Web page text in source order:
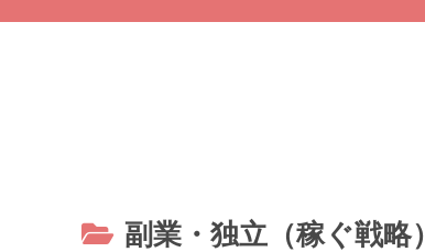
副業・独立（稼ぐ戦略）